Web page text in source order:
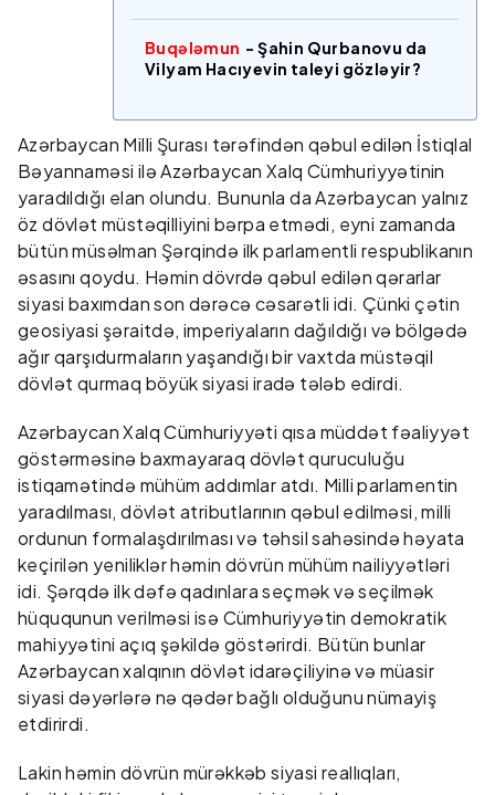
Buqələmun - Şahin Qurbanovu da
Vilyam Hacıyevin taleyi gözləyir?
Azərbaycan Milli Şurası tərəfindən qəbul edilən İstiqlal
Bəyannaməsi ilə Azərbaycan Xalq Cümhuriyyətinin
yaradıldığı elan olundu. Bununla da Azərbaycan yalnız
öz dövlət müstəqilliyini bərpa etmədi, eyni zamanda
bütün müsəlman Şərqində ilk parlamentli respublikanın
əsasını qoydu. Həmin dövrdə qəbul edilən qərarlar
siyasi baxımdan son dərəcə cəsarətli idi. Çünki çətin
geosiyasi şəraitdə, imperiyaların dağıldığı və bölgədə
ağır qarşıdurmaların yaşandığı bir vaxtda müstəqil
dövlət qurmaq böyük siyasi iradə tələb edirdi.
Azərbaycan Xalq Cümhuriyyəti qısa müddət fəaliyyət
göstərməsinə baxmayaraq dövlət quruculuğu
istiqamətində mühüm addımlar atdı. Milli parlamentin
yaradılması, dövlət atributlarının qəbul edilməsi, milli
ordunun formalaşdırılması və təhsil sahəsində həyata
keçirilən yeniliklər həmin dövrün mühüm nailiyyətləri
idi. Şərqdə ilk dəfə qadınlara seçmək və seçilmək
hüququnun verilməsi isə Cümhuriyyətin demokratik
mahiyyətini açıq şəkildə göstərirdi. Bütün bunlar
Azərbaycan xalqının dövlət idarəçiliyinə və müasir
siyasi dəyərlərə nə qədər bağlı olduğunu nümayiş
etdirirdi.
Lakin həmin dövrün mürəkkəb siyasi reallıqları,